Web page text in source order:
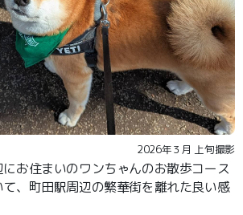
2026年３月 上旬撮影
お住まいのワンちゃんのお散歩コース
、町田駅周辺の繁華街を離れた良い感